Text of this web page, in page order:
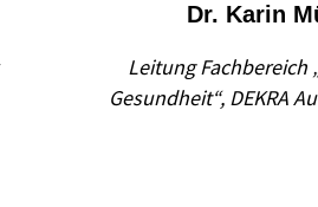
Dr. Karin
Leitung Fachbereich
Gesundheit“, DEKRA